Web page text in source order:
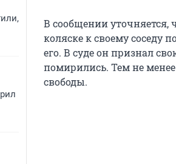
В сообщении уточняется,
коляске к своему соседу
его. В суде он признал
помирились. Тем не
свободы.